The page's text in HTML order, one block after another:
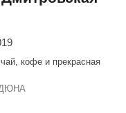
кофе и прекрасная
ДЮНА